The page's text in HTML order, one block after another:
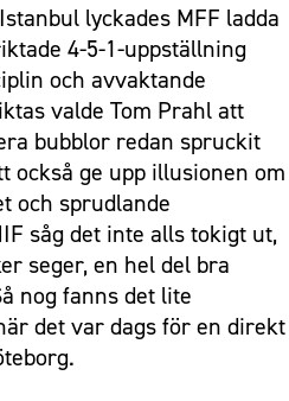
lyckades MFF ladda
4-5-1-uppställning
och avvaktande
valde Tom Prahl att
bubblor redan spruckit
också ge upp illusionen om
och sprudlande
såg det inte alls tokigt ut,
seger, en hel del bra
nog fanns det lite
det var dags för en direkt